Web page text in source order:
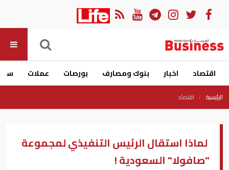
اقتصاد اخبار بنوك ومصارف بورصات عملات
الرئيسية اقتصاد
لماذا استقال الرئيس التنفيذي لمجموعة
"صافولا" السعودية !